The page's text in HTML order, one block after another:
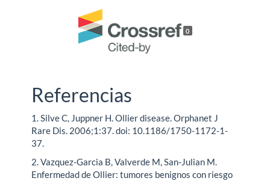
0
Referencias
1. Silve C, Juppner H. Ollier disease. Orphanet J
Rare Dis. 2006;1:37. doi: 10.1186/1750-1172-1-
37.
2. Vazquez-Garcia B, Valverde M, San-Julian M.
Enfermedad de Ollier: tumores benignos con riesgo